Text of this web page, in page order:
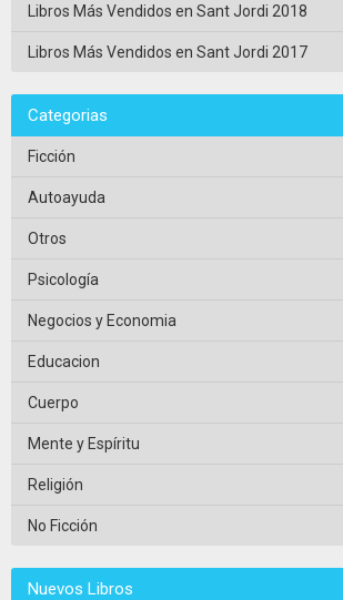
Libros Más Vendidos en Sant Jordi 2018
Libros Más Vendidos en Sant Jordi 2017
Categorias
Ficción
Autoayuda
Otros
Psicología
Negocios y Economia
Educacion
Cuerpo
Mente y Espíritu
Religión
No Ficción
Nuevos Libros